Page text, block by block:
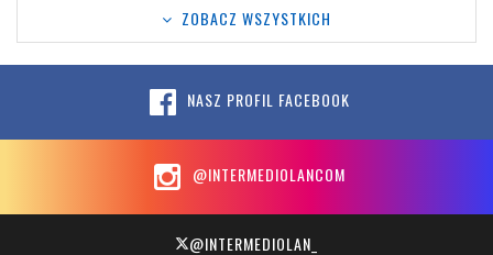
ZOBACZ WSZYSTKICH
NASZ PROFIL FACEBOOK
@INTERMEDIOLANCOM
@INTERMEDIOLAN_